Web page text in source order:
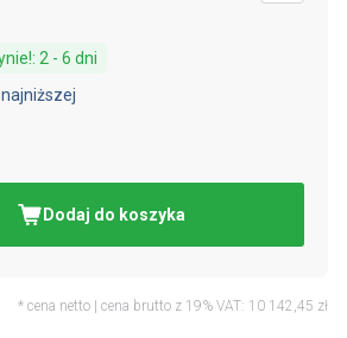
: 2 - 6 dni
Dodaj do koszyka
* cena netto | cena brutto z 19% VAT: 10 142,45 zł